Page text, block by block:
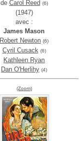
de Carol Reed (6)
(1947)
avec :
James Mason
Robert Newton (6)
Cyril Cusack (6)
Kathleen Ryan
Dan O'Herlihy (4)
(Zoom)